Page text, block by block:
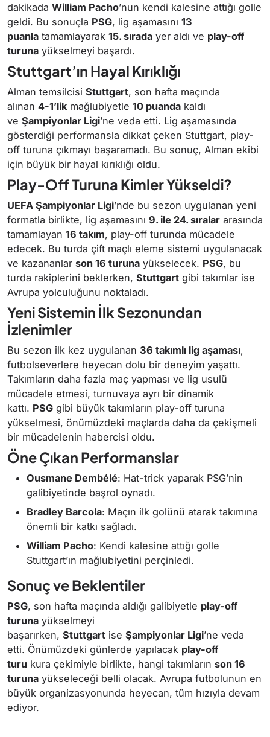
dakikada William Pacho’nun kendi kalesine attığı golle
geldi. Bu sonuçla PSG, lig aşamasını 13
puanla tamamlayarak 15. sırada yer aldı ve play-off
turuna yükselmeyi başardı.
Stuttgart’ın Hayal Kırıklığı
Alman temsilcisi Stuttgart, son hafta maçında
alınan 4-1’lik mağlubiyetle 10 puanda kaldı
ve Şampiyonlar Ligi’ne veda etti. Lig aşamasında
gösterdiği performansla dikkat çeken Stuttgart, play-
off turuna çıkmayı başaramadı. Bu sonuç, Alman ekibi
için büyük bir hayal kırıklığı oldu.
Play-Off Turuna Kimler Yükseldi?
UEFA Şampiyonlar Ligi’nde bu sezon uygulanan yeni
formatla birlikte, lig aşamasını 9. ile 24. sıralar arasında
tamamlayan 16 takım, play-off turunda mücadele
edecek. Bu turda çift maçlı eleme sistemi uygulanacak
ve kazananlar son 16 turuna yükselecek. PSG, bu
turda rakiplerini beklerken, Stuttgart gibi takımlar ise
Avrupa yolculuğunu noktaladı.
Yeni Sistemin İlk Sezonundan
İzlenimler
Bu sezon ilk kez uygulanan 36 takımlı lig aşaması,
futbolseverlere heyecan dolu bir deneyim yaşattı.
Takımların daha fazla maç yapması ve lig usulü
mücadele etmesi, turnuvaya ayrı bir dinamik
kattı. PSG gibi büyük takımların play-off turuna
yükselmesi, önümüzdeki maçlarda daha da çekişmeli
bir mücadelenin habercisi oldu.
Öne Çıkan Performanslar
Ousmane Dembélé: Hat-trick yaparak PSG’nin
galibiyetinde başrol oynadı.
Bradley Barcola: Maçın ilk golünü atarak takımına
önemli bir katkı sağladı.
William Pacho: Kendi kalesine attığı golle
Stuttgart’ın mağlubiyetini perçinledi.
Sonuç ve Beklentiler
PSG, son hafta maçında aldığı galibiyetle play-off
turuna yükselmeyi
başarırken, Stuttgart ise Şampiyonlar Ligi’ne veda
etti. Önümüzdeki günlerde yapılacak play-off
turu kura çekimiyle birlikte, hangi takımların son 16
turuna yükseleceği belli olacak. Avrupa futbolunun en
büyük organizasyonunda heyecan, tüm hızıyla devam
ediyor.